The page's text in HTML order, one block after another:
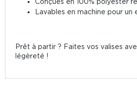
Lavables en machine pour un
Prêt à partir ? Faites vos valises
légèreté !